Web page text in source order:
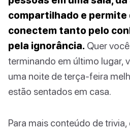
compartilhado e permite
conectem tanto pelo
pela ignorância. Quer
terminando em último lugar,
uma noite de terça-feira
estão sentados em casa.
Para mais conteúdo de